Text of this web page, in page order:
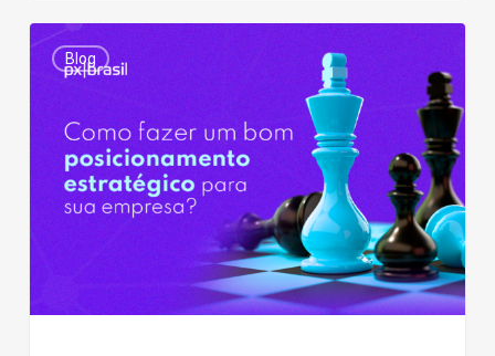
Como
fazer
posicionamento
estratégico
empresa?
Blog